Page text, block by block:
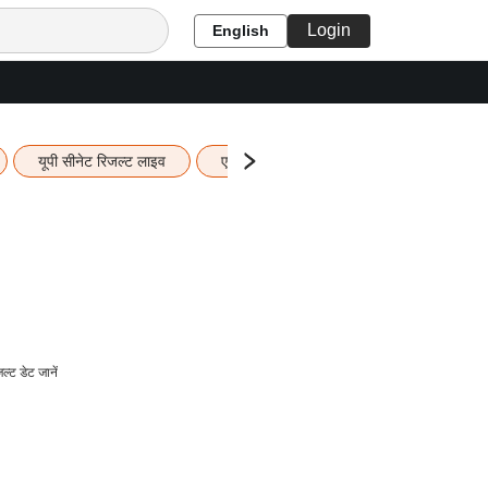
English Login
यूपी सीनेट रिजल्ट लाइव एचबीएसई 12वीं का रिजल्ट लाइव
डेट जानें